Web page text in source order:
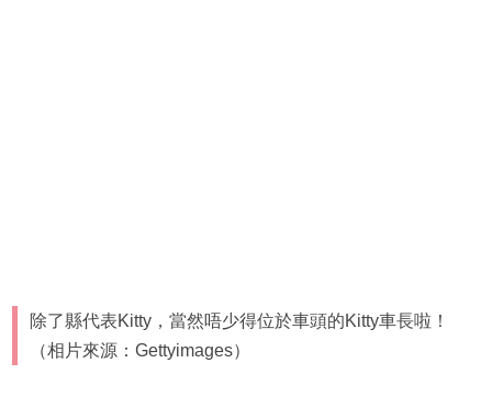
除了縣代表Kitty，當然唔少得位於車頭的Kitty車長啦！
（相片來源：Gettyimages）